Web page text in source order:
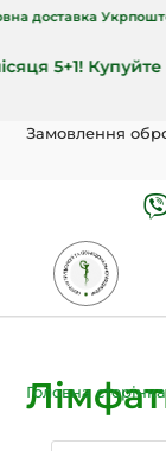
від 4000
5
Замовлення
Головна сторінка